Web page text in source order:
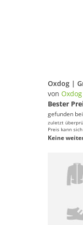
von Oxdog
Bester
gefunden bei
zuletzt
Preis kann
Keine